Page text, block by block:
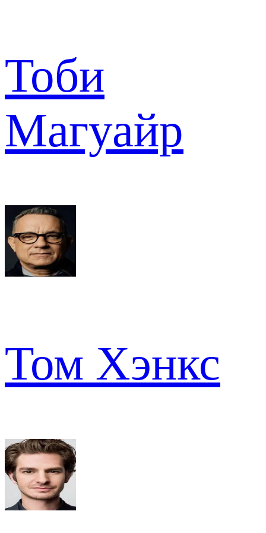
Тоби
Магуайр
Том Хэнкс